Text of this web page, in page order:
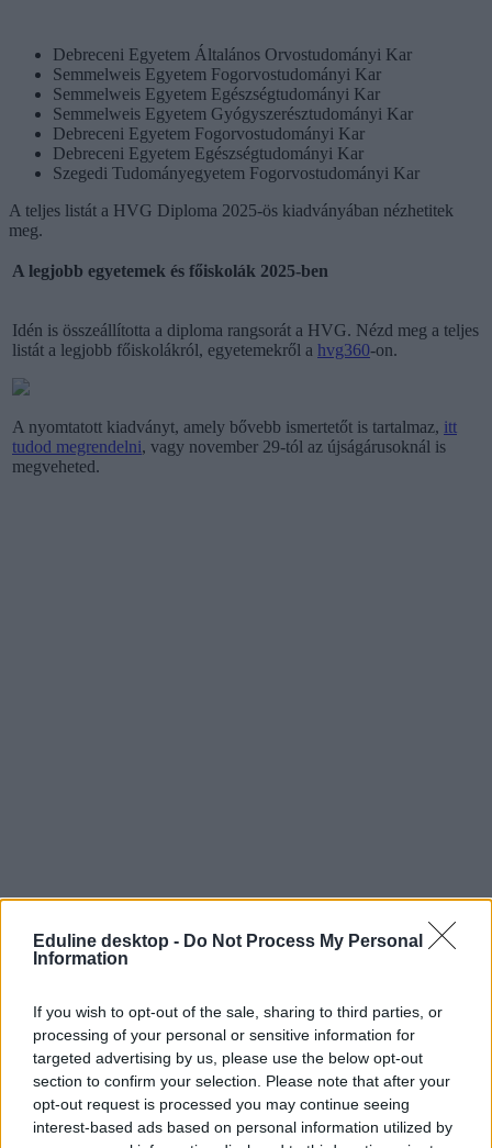
Eduline desktop - Do Not Process My Personal
Information
If you wish to opt-out of the sale, sharing to third parties, or
processing of your personal or sensitive information for
targeted advertising by us, please use the below opt-out
section to confirm your selection. Please note that after your
opt-out request is processed you may continue seeing
interest-based ads based on personal information utilized by
Debreceni Egyetem Általános Orvostudományi Kar
Semmelweis Egyetem Fogorvostudományi Kar
Semmelweis Egyetem Egészségtudományi Kar
Semmelweis Egyetem Gyógyszerésztudományi Kar
Debreceni Egyetem Fogorvostudományi Kar
Debreceni Egyetem Egészségtudományi Kar
Szegedi Tudományegyetem Fogorvostudományi Kar
A teljes listát a HVG Diploma 2025-ös kiadványában nézhetitek
meg.
A legjobb egyetemek és főiskolák 2025-ben
Idén is összeállította a diploma rangsorát a HVG. Nézd meg a teljes
listát a legjobb főiskolákról, egyetemekről a hvg360-on.
A nyomtatott kiadványt, amely bővebb ismertetőt is tartalmaz, itt
tudod megrendelni, vagy november 29-tól az újságárusoknál is
megveheted.